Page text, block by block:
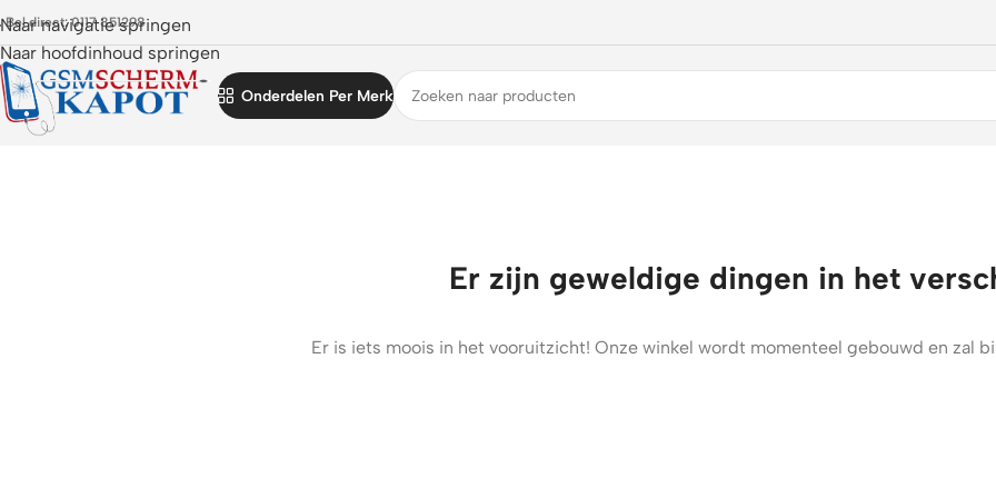
Naar navigatie springen
Naar hoofdinhoud springen
Bel direct: 0117 851298
Onderdelen Per Merk
Er zijn geweldige dingen in het
Er is iets moois in het vooruitzicht! Onze winkel wordt momenteel gebouwd en zal